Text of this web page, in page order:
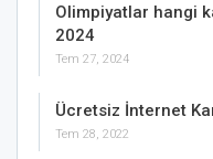
Olimpiyatlar hangi
2024
Tem 27, 2024
Ücretsiz İnternet
Tem 28, 2022